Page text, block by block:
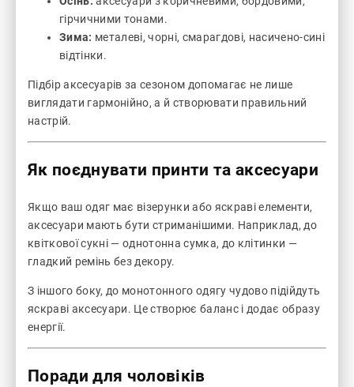
гірчичними тонами.
Зима: металеві, чорні, смарагдові, насичено-сині
відтінки.
Підбір аксесуарів за сезоном допомагає не лише
виглядати гармонійно, а й створювати правильний
настрій.
Як поєднувати принти та аксесуари
Якщо ваш одяг має візерунки або яскраві елементи,
аксесуари мають бути стриманішими. Наприклад, до
квіткової сукні — однотонна сумка, до клітинки —
гладкий ремінь без декору.
З іншого боку, до монотонного одягу чудово підійдуть
яскраві аксесуари. Це створює баланс і додає образу
енергії.
Поради для чоловіків